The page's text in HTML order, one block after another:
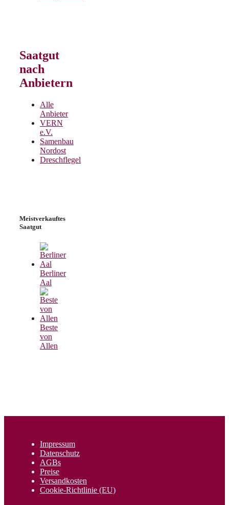
Saatgut
nach
Anbietern
Alle
Anbieter
VERN
e.V.
Samenbau
Nordost
Dreschflegel
Meistverkauftes
Saatgut
Berliner
Aal
Beste
von
Allen
Impressum
Datenschutz
AGBs
Preise
Versandkosten
Cookie-Richtlinie (EU)